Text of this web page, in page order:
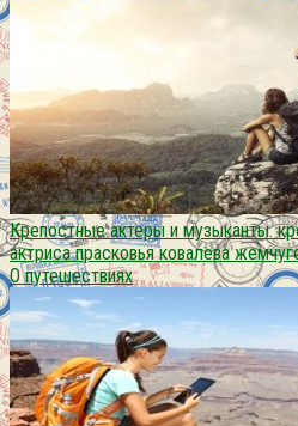
Крепостные актеры и музыканты.
актриса прасковья ковалева
О путешествиях